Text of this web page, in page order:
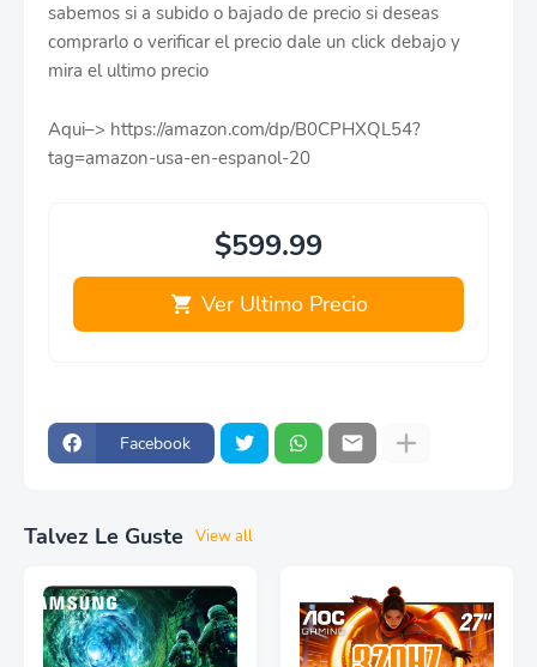
sabemos si a subido o bajado de precio si deseas
comprarlo o verificar el precio dale un click debajo y
mira el ultimo precio
Aqui–> https://amazon.com/dp/B0CPHXQL54?
tag=amazon-usa-en-espanol-20
$599.99
Ver Ultimo Precio
Facebook
Talvez Le Guste View all